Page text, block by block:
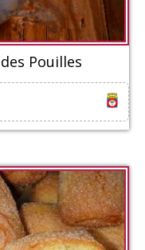
Pouilles